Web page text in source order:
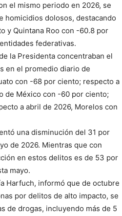
el mismo periodo en 2026, se
homicidios dolosos, destacando
y Quintana Roo con -60.8 por
federativas.
la Presidenta concentraban el
en el promedio diario de
con -68 por ciento; respecto a
de México con -60 por ciento;
a abril de 2026, Morelos con
una disminución del 31 por
de 2026. Mientras que con
en estos delitos es de 53 por
mayo.
Harfuch, informó que de octubre
por delitos de alto impacto, se
de drogas, incluyendo más de 5